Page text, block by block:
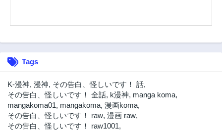
Tags
K-漫神, 漫神, その告白、怪しいです！ 話,
その告白、怪しいです！ 全話, k漫神, manga koma,
mangakoma01, mangakoma, 漫画koma,
その告白、怪しいです！ raw, 漫画 raw,
その告白、怪しいです！ raw1001,